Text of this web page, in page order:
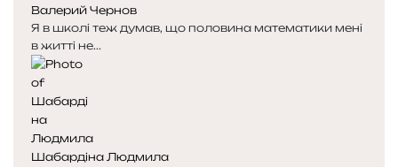
Валерий Чернов
Я в школі теж думав, що половина математики мені
в житті не...
Шабардіна Людмила